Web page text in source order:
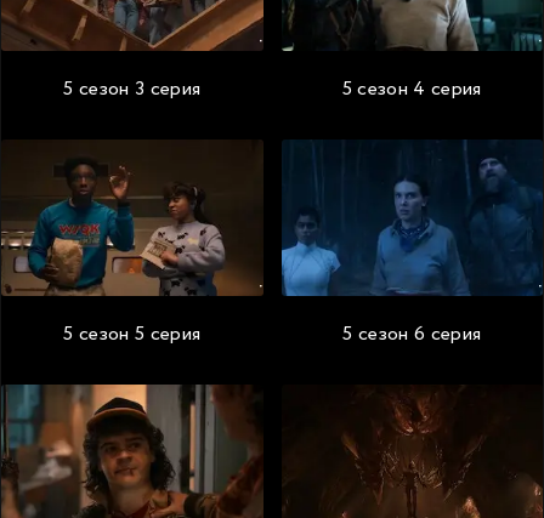
5 сезон 3 серия 5 сезон 4 серия
5 сезон 5 серия 5 сезон 6 серия